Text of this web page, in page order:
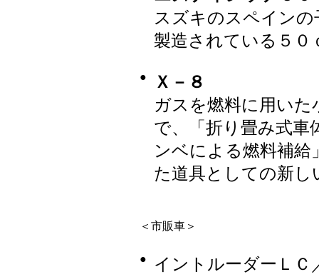
スズキのスペイン
製造されている５０
●
Ｘ－８
ガスを燃料に用い
で、「折り畳み式車
ンベによる燃料補給
た道具としての新し
＜市販車＞
●
イントルーダーＬＣ